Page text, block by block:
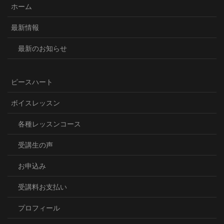
ホーム
最新情報
最新のお知らせ
ピースハート
ボイスレッスン
各種レッスンコース
受講生の声
お申込み
受講料お支払い
プロフィール